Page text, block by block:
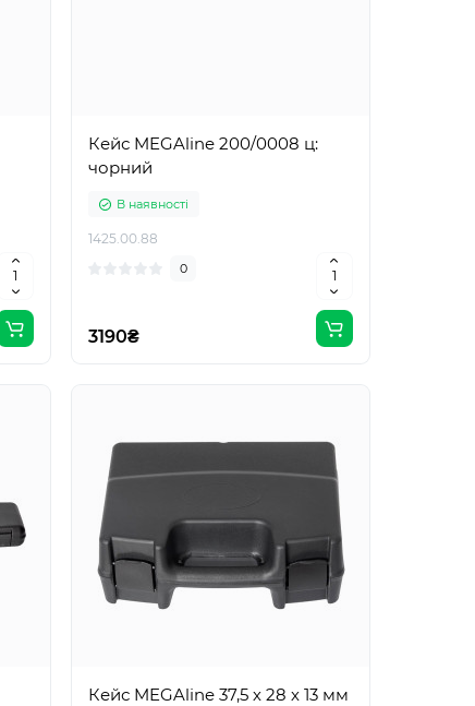
Кейс MEGAline 200/0008 ц:
чорний
В наявності
1425.00.88
0
3190₴
Кейс MEGAline 37,5 х 28 х 13 мм